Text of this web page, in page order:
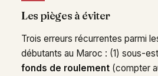
Les pièges à éviter
Trois erreurs récurrentes parmi
débutants au Maroc : (1) sous-
fonds de roulement (compter